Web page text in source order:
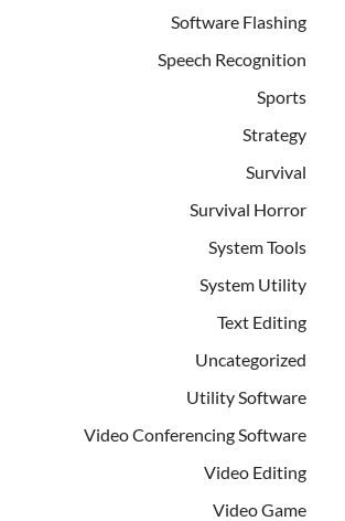
Software Flashing
Speech Recognition
Sports
Strategy
Survival
Survival Horror
System Tools
System Utility
Text Editing
Uncategorized
Utility Software
Video Conferencing Software
Video Editing
Video Game